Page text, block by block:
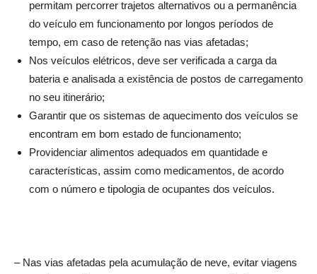
permitam percorrer trajetos alternativos ou a permanência
do veículo em funcionamento por longos períodos de
tempo, em caso de retenção nas vias afetadas;
Nos veículos elétricos, deve ser verificada a carga da
bateria e analisada a existência de postos de carregamento
no seu itinerário;
Garantir que os sistemas de aquecimento dos veículos se
encontram em bom estado de funcionamento;
Providenciar alimentos adequados em quantidade e
características, assim como medicamentos, de acordo
com o número e tipologia de ocupantes dos veículos.
– Nas vias afetadas pela acumulação de neve, evitar viagens